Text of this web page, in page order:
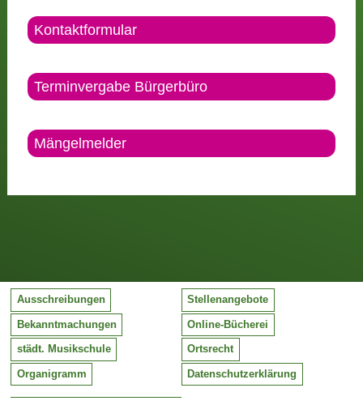
Kontaktformular
Terminvergabe Bürgerbüro
Mängelmelder
Ausschreibungen Stellenangebote
Bekanntmachungen Online-Bücherei
städt. Musikschule Ortsrecht
Organigramm Datenschutzerklärung